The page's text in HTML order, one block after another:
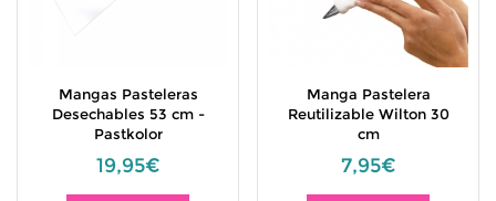
Mangas Pasteleras
Desechables 53 cm -
Pastkolor
19,95€
Manga Pastelera
Reutilizable Wilton 30
cm
7,95€